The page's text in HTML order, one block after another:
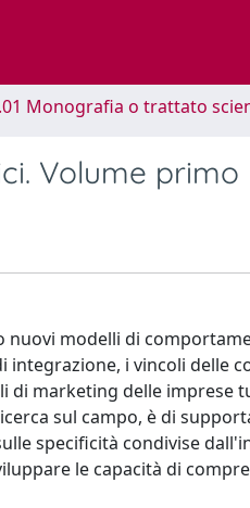
Monografia o trattato
Volume primo
modelli di
i vincoli delle
marketing delle imprese
sul campo, è di
specificità condivise
le capacità di